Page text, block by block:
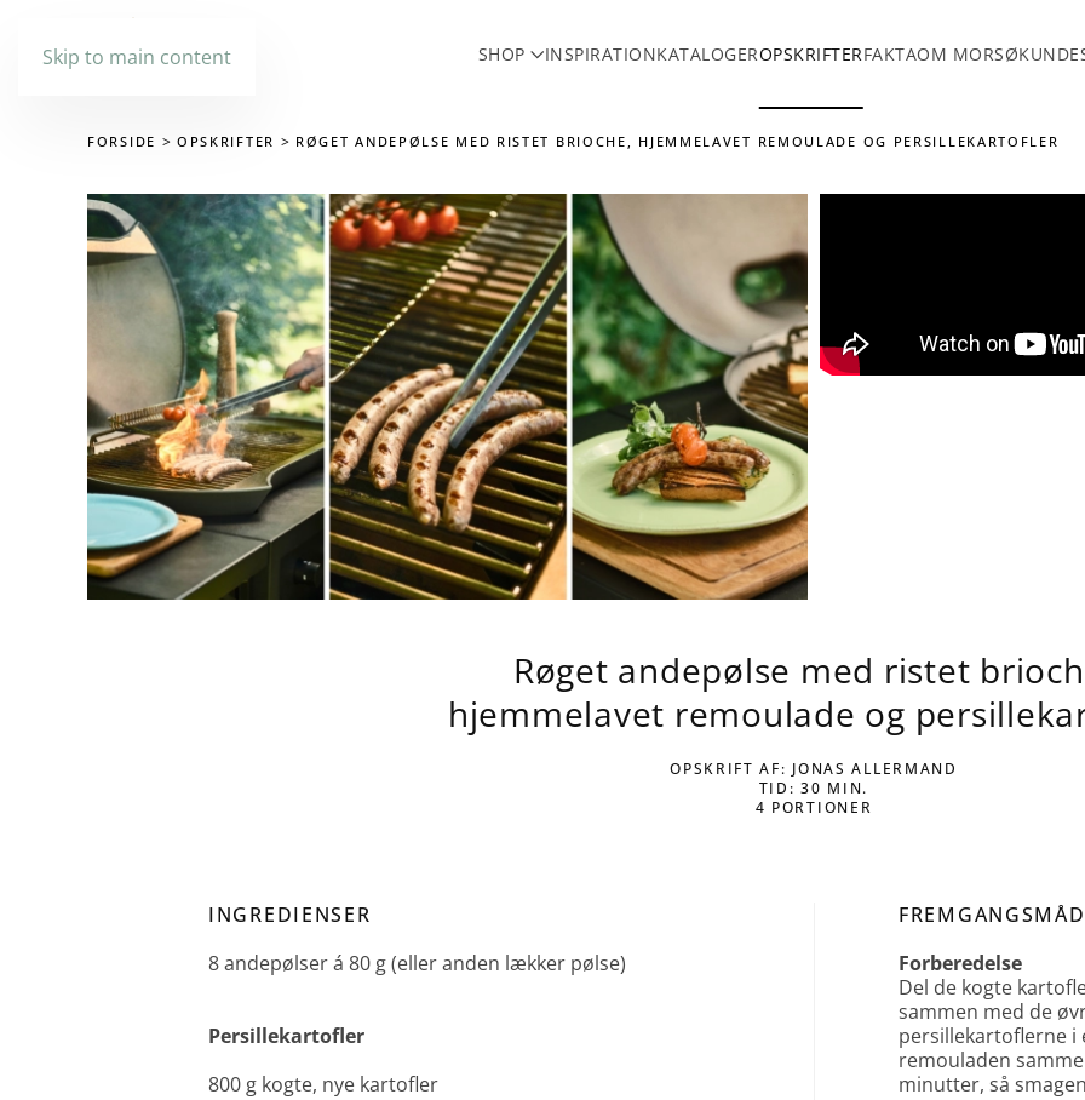
Skip to main content SHOP INSPIRATIONKATALOGEROPSKRIFTERFAKTAOM MORSØ
FORSIDE OPSKRIFTER RØGET ANDEPØLSE MED RISTET BRIOCHE, HJEMMELAVET REMOULADE OG PERSILLEKARTOFLER
Røget andepølse med ristet
hjemmelavet remoulade og
OPSKRIFT AF: JONAS ALLERMAND
TID: 30 MIN.
4 PORTIONER
INGREDIENSER
8 andepølser á 80 g (eller anden lækker pølse)
Persillekartofler
800 g kogte, nye kartofler
Forberedelse
Del de kogte
sammen med de
persillekartoflerne i
remouladen
minutter, så